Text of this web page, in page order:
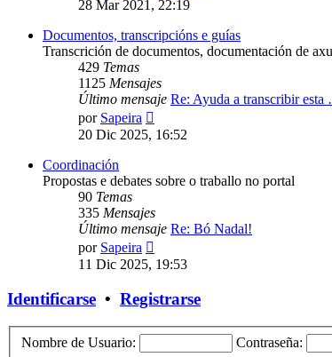
28 Mar 2021, 22:19
Documentos, transcripcións e guías
Transcrición de documentos, documentación de
429 Temas
1125 Mensajes
Último mensaje Re: Ayuda a transcribir
por Sapeira
último
20 Dic 2025, 16:52
Coordinación
Propostas e debates sobre o traballo no portal
90 Temas
335 Mensajes
Último mensaje Re: Bó Nadal!
por Sapeira
último
11 Dic 2025, 19:53
Identificarse • Registrarse
Nombre de Usuario: Contraseña: